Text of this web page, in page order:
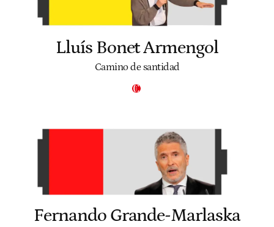
Lluís Bonet Armengol
Camino de santidad
Fernando Grande-Marlaska